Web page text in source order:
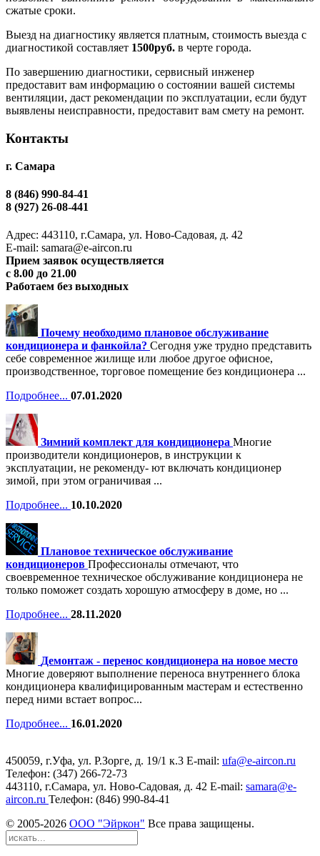
сжатые сроки.
Выезд на диагностику является платным, стоимость выезда с
диагностикой составляет 1500руб. в черте города.
По завершению диагностики, сервисный инженер
предоставит вам информацию о состоянии вашей системы
вентиляции, даст рекомендации по эксплуатации, если будут
выявлены неисправности, предоставит вам смету на ремонт.
Контакты
г. Самара
8 (846) 990-84-41
8 (927) 26-08-441
Адрес: 443110, г.Самара, ул. Ново-Садовая, д. 42
Е-mail: samara@e-aircon.ru
Прием заявок осуществляется
с 8.00 до 21.00
Работаем без выходных
Почему необходимо плановое обслуживание
кондиционера и фанкойла? Сегодня уже трудно представить
себе современное жилище или любое другое офисное,
производственное, торговое помещение без кондиционера ...
Подробнее... 07.01.2020
Зимний комплект для кондиционера Многие
производители кондиционеров, в инструкции к
эксплуатации, не рекоменду- ют включать кондиционер
зимой, при этом ограничивая ...
Подробнее... 10.10.2020
Плановое техническое обслуживание
кондиционеров Профессионалы отмечают, что
своевременное техническое обслуживание кондиционера не
только поможет создать хорошую атмосферу в доме, но ...
Подробнее... 28.11.2020
Демонтаж - перенос кондиционера на новое место
Многие доверяют выполнение переноса внутреннего блока
кондиционера квалифицированным мастерам и естественно
перед ними встает вопрос...
Подробнее... 16.01.2020
450059, г.Уфа, ул. Р.Зорге, д. 19/1 к.3 Е-mail: ufa@e-aircon.ru
Телефон: (347) 266-72-73
443110, г.Самара, ул. Ново-Садовая, д. 42 Е-mail: samara@e-
aircon.ru Телефон: (846) 990-84-41
© 2005-2026 ООО "Эйркон" Все права защищены.